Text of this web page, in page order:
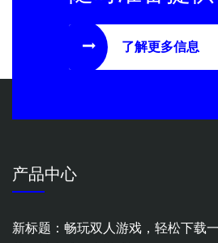
了解更多信息
产品中心
新标题：畅玩双人游戏，轻松下载